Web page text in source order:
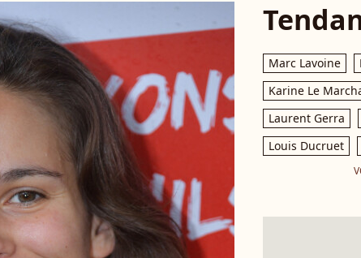
Marc Lavoine
Karine Le
Laurent Gerra
Louis Ducruet